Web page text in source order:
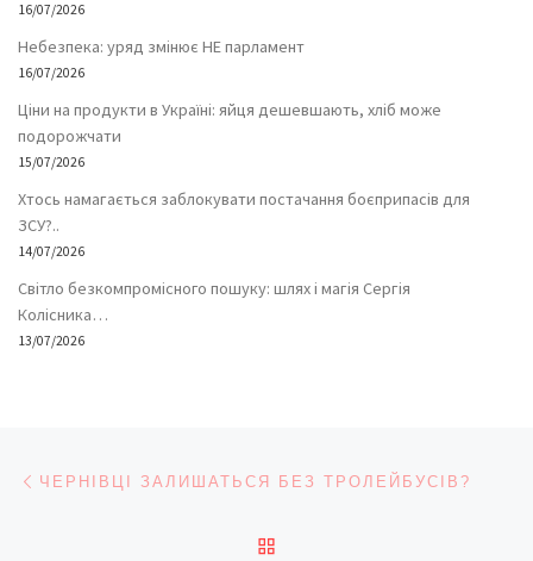
16/07/2026
Небезпека: уряд змінює НЕ парламент
16/07/2026
Ціни на продукти в Україні: яйця дешевшають, хліб може
подорожчати
15/07/2026
Хтось намагається заблокувати постачання боєприпасів для
ЗСУ?..
14/07/2026
Світло безкомпромісного пошуку: шлях і магія Сергія
Колісника…
13/07/2026
Навігація записів
ЧЕРНІВЦІ ЗАЛИШАТЬСЯ БЕЗ ТРОЛЕЙБУСІВ?